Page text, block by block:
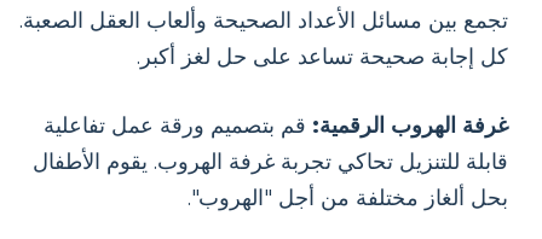
تجمع بين مسائل الأعداد الصحيحة وألعاب العقل الصعبة.
كل إجابة صحيحة تساعد على حل لغز أكبر.
غرفة الهروب الرقمية: قم بتصميم ورقة عمل تفاعلية
قابلة للتنزيل تحاكي تجربة غرفة الهروب. يقوم الأطفال
بحل ألغاز مختلفة من أجل "الهروب".